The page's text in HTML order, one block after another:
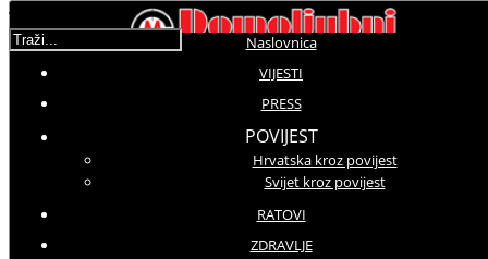
Naslovnica
VIJESTI
PRESS
POVIJEST
Hrvatska kroz povijest
Svijet kroz povijest
RATOVI
ZDRAVLJE
Traži...
Molimo ocijenite
Subota, 22 Srpanj 2017 11:55